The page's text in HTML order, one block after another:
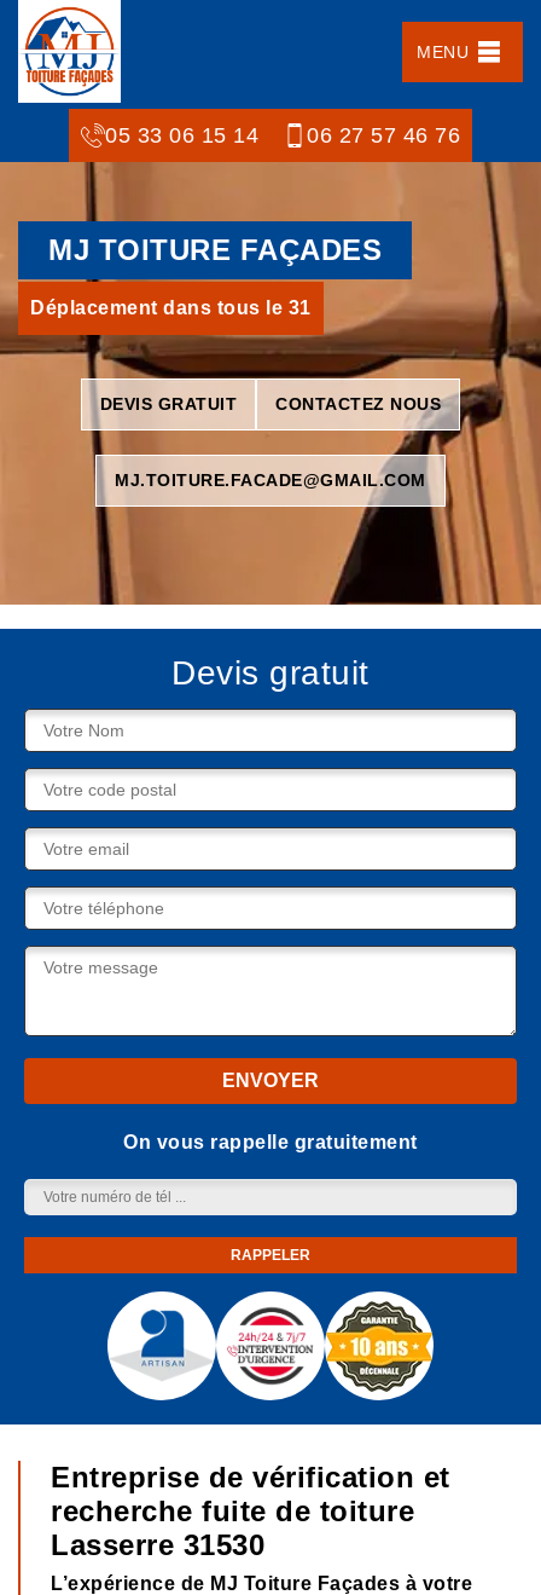
MENU
05 33 06 15 14 06 27 57 46 76
MJ TOITURE FAÇADES
Déplacement dans tous le 31
DEVIS GRATUIT CONTACTEZ NOUS
MJ.TOITURE.FACADE@GMAIL.COM
Devis gratuit
On vous rappelle gratuitement
Entreprise de vérification et
recherche fuite de toiture
Lasserre 31530
L’expérience de MJ Toiture Façades à votre